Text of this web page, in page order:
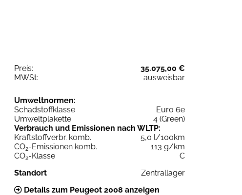
Preis:
35.075,00 €
MWSt:
ausweisbar
Umweltnormen:
Schadstoffklasse
Euro 6e
Umweltplakette
4 (Green)
Verbrauch und Emissionen nach WLTP:
Kraftstoffverbr. komb.
5,0 l/100km
CO2-Emissionen komb.
113 g/km
CO2-Klasse
C
Standort
Zentrallager
Details zum Peugeot 2008 anzeigen